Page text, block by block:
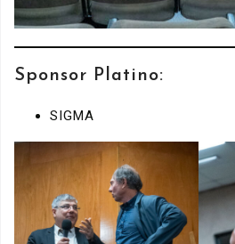
Sponsor Platino:
SIGMA